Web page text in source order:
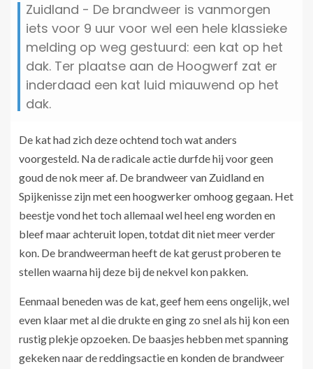
Zuidland - De brandweer is vanmorgen
iets voor 9 uur voor wel een hele klassieke
melding op weg gestuurd: een kat op het
dak. Ter plaatse aan de Hoogwerf zat er
inderdaad een kat luid miauwend op het
dak.
De kat had zich deze ochtend toch wat anders
voorgesteld. Na de radicale actie durfde hij voor geen
goud de nok meer af. De brandweer van Zuidland en
Spijkenisse zijn met een hoogwerker omhoog gegaan. Het
beestje vond het toch allemaal wel heel eng worden en
bleef maar achteruit lopen, totdat dit niet meer verder
kon. De brandweerman heeft de kat gerust proberen te
stellen waarna hij deze bij de nekvel kon pakken.
Eenmaal beneden was de kat, geef hem eens ongelijk, wel
even klaar met al die drukte en ging zo snel als hij kon een
rustig plekje opzoeken. De baasjes hebben met spanning
gekeken naar de reddingsactie en konden de brandweer